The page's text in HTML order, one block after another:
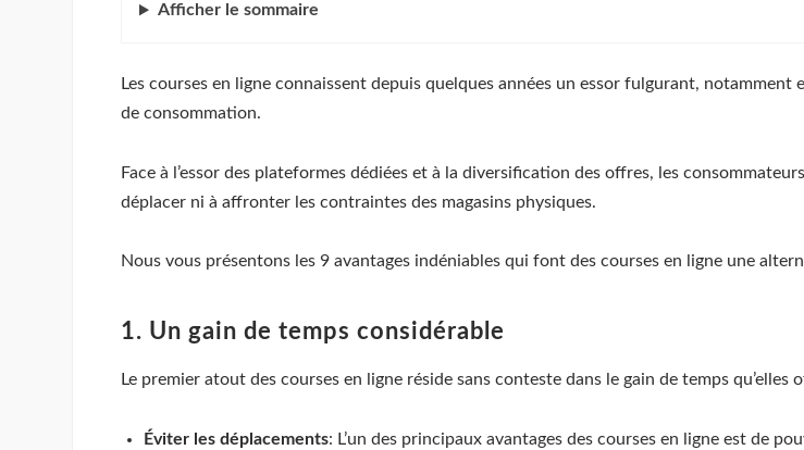
Afficher le sommaire
Les courses en ligne connaissent depuis quelques années un essor fulgurant, notamment
de consommation.
Face à l’essor des plateformes dédiées et à la diversification des offres, les
déplacer ni à affronter les contraintes des magasins physiques.
Nous vous présentons les 9 avantages indéniables qui font des courses en ligne une
1. Un gain de temps considérable
Le premier atout des courses en ligne réside sans conteste dans le gain de temps qu’elles
Éviter les déplacements: L’un des principaux avantages des courses en ligne est de